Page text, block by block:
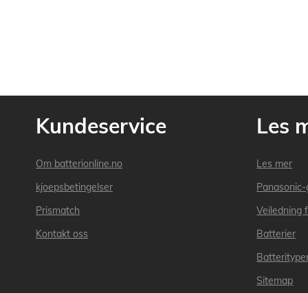
Kundeservice
Om batterionline.no
kjoepsbetingelser
Prismatch
Kontakt oss
Les
Les mer
Veiledning
Batterier
Sitemap